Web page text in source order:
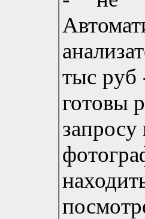
тыс руб
готовы